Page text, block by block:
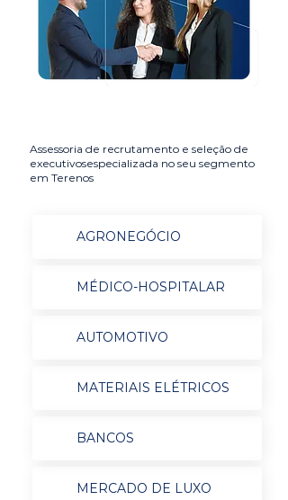
Assessoria de recrutamento e seleção de
executivosespecializada no seu segmento
em Terenos
AGRONEGÓCIO
MÉDICO-HOSPITALAR
AUTOMOTIVO
MATERIAIS ELÉTRICOS
BANCOS
MERCADO DE LUXO